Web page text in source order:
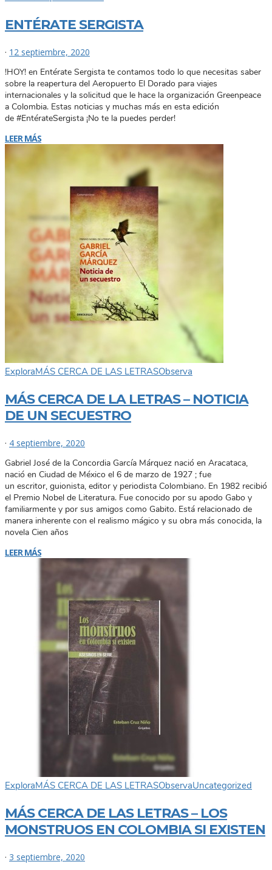
ENTÉRATE SERGISTA
· 12 septiembre, 2020
!HOY! en Entérate Sergista te contamos todo lo que necesitas saber
sobre la reapertura del Aeropuerto El Dorado para viajes
internacionales y la solicitud que le hace la organización Greenpeace
a Colombia. Estas noticias y muchas más en esta edición
de #EntérateSergista ¡No te la puedes perder!
LEER MÁS
ExploraMÁS CERCA DE LAS LETRASObserva
MÁS CERCA DE LA LETRAS – NOTICIA
DE UN SECUESTRO
· 4 septiembre, 2020
Gabriel José de la Concordia García Márquez nació en Aracataca,
nació en Ciudad de México el 6 de marzo de 1927 ; fue
un escritor, guionista, editor y periodista Colombiano. En 1982 recibió
el Premio Nobel de Literatura. Fue conocido por su apodo Gabo y
familiarmente y por sus amigos como Gabito. Está relacionado de
manera inherente con el realismo mágico y su obra más conocida, la
novela Cien años
LEER MÁS
ExploraMÁS CERCA DE LAS LETRASObservaUncategorized
MÁS CERCA DE LAS LETRAS – LOS
MONSTRUOS EN COLOMBIA SI EXISTEN
· 3 septiembre, 2020